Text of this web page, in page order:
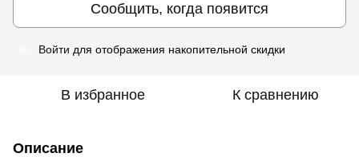
Сообщить, когда появится
Войти для отображения накопительной скидки
В избранное К сравнению
Описание